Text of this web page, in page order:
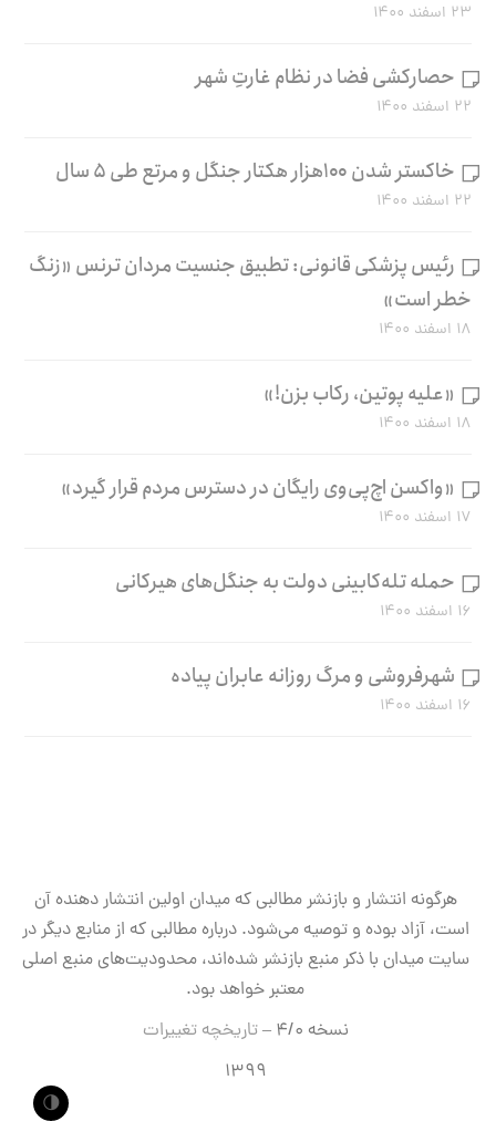
۲۳ اسفند ۱۴۰۰
حصارکشی فضا در نظام غارتِ شهر
۲۲ اسفند ۱۴۰۰
خاکستر شدن ۱۰۰هزار هکتار جنگل و مرتع طی ۵ سال
۲۲ اسفند ۱۴۰۰
رئیس پزشکی قانونی: تطبیق جنسیت مردان ترنس «زنگ
خطر است»
۱۸ اسفند ۱۴۰۰
«علیه پوتین، رکاب بزن!»
۱۸ اسفند ۱۴۰۰
«واکسن اچ‌پی‌وی رایگان در دسترس مردم قرار گیرد»
۱۷ اسفند ۱۴۰۰
حمله تله‌کابینی دولت به جنگل‌های هیرکانی
۱۶ اسفند ۱۴۰۰
شهرفروشی و مرگ روزانه عابران پیاده
۱۶ اسفند ۱۴۰۰
هرگونه انتشار و بازنشر مطالبی که میدان اولین انتشار دهنده آن
است، آزاد بوده و توصیه می‌شود. درباره مطالبی که از منابع دیگر در
سایت میدان با ذکر منبع بازنشر شده‌اند، محدودیت‌های منبع اصلی
معتبر خواهد بود.
نسخه ۴/۰ –
تاریخچه تغییرات
۱۳۹۹
🌗